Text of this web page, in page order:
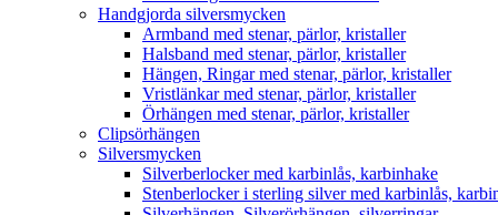
Handgjorda silversmycken
Armband med stenar, pärlor, kristaller
Halsband med stenar, pärlor, kristaller
Hängen, Ringar med stenar, pärlor, kristaller
Vristlänkar med stenar, pärlor, kristaller
Örhängen med stenar, pärlor, kristaller
Clipsörhängen
Silversmycken
Silverberlocker med karbinlås, karbinhake
Stenberlocker i sterling silver med karbinlås,